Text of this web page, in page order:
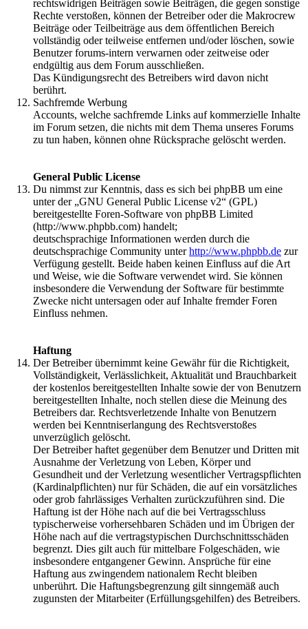
rechtswidrigen Beiträgen sowie Beiträgen, die gegen sonstige
Rechte verstoßen, können der Betreiber oder die Makrocrew
Beiträge oder Teilbeiträge aus dem öffentlichen Bereich
vollständig oder teilweise entfernen und/oder löschen, sowie
Benutzer forums-intern verwarnen oder zeitweise oder
endgültig aus dem Forum ausschließen.
Das Kündigungsrecht des Betreibers wird davon nicht
berührt.
Sachfremde Werbung
Accounts, welche sachfremde Links auf kommerzielle Inhalte
im Forum setzen, die nichts mit dem Thema unseres Forums
zu tun haben, können ohne Rücksprache gelöscht werden.
General Public License
Du nimmst zur Kenntnis, dass es sich bei phpBB um eine
unter der „GNU General Public License v2“ (GPL)
bereitgestellte Foren-Software von phpBB Limited
(http://www.phpbb.com) handelt;
deutschsprachige Informationen werden durch die
deutschsprachige Community unterhttp://www.phpbb.de zur
Verfügung gestellt. Beide haben keinen Einfluss auf die Art
und Weise, wie die Software verwendet wird. Sie können
insbesondere die Verwendung der Software für bestimmte
Zwecke nicht untersagen oder auf Inhalte fremder Foren
Einfluss nehmen.
Haftung
Der Betreiber übernimmt keine Gewähr für die Richtigkeit,
Vollständigkeit, Verlässlichkeit, Aktualität und Brauchbarkeit
der kostenlos bereitgestellten Inhalte sowie der von Benutzern
bereitgestellten Inhalte, noch stellen diese die Meinung des
Betreibers dar. Rechtsverletzende Inhalte von Benutzern
werden bei Kenntniserlangung des Rechtsverstoßes
unverzüglich gelöscht.
Der Betreiber haftet gegenüber dem Benutzer und Dritten mit
Ausnahme der Verletzung von Leben, Körper und
Gesundheit und der Verletzung wesentlicher Vertragspflichten
(Kardinalpflichten) nur für Schäden, die auf ein vorsätzliches
oder grob fahrlässiges Verhalten zurückzuführen sind. Die
Haftung ist der Höhe nach auf die bei Vertragsschluss
typischerweise vorhersehbaren Schäden und im Übrigen der
Höhe nach auf die vertragstypischen Durchschnittsschäden
begrenzt. Dies gilt auch für mittelbare Folgeschäden, wie
insbesondere entgangener Gewinn. Ansprüche für eine
Haftung aus zwingendem nationalem Recht bleiben
unberührt. Die Haftungsbegrenzung gilt sinngemäß auch
zugunsten der Mitarbeiter (Erfüllungsgehilfen) des Betreibers.